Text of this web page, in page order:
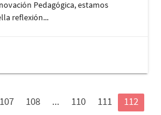
Pedagógica, estamos
reflexión...
107 108 ... 110 111 112